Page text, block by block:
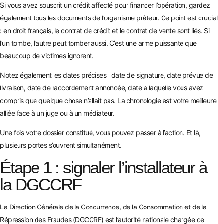
Si vous avez souscrit un crédit affecté pour financer l’opération, gardez
également tous les documents de l’organisme prêteur. Ce point est crucial
: en droit français, le contrat de crédit et le contrat de vente sont liés. Si
l’un tombe, l’autre peut tomber aussi. C’est une arme puissante que
beaucoup de victimes ignorent.
Notez également les dates précises : date de signature, date prévue de
livraison, date de raccordement annoncée, date à laquelle vous avez
compris que quelque chose n’allait pas. La chronologie est votre meilleure
alliée face à un juge ou à un médiateur.
Une fois votre dossier constitué, vous pouvez passer à l’action. Et là,
plusieurs portes s’ouvrent simultanément.
Étape 1 : signaler l’installateur à
la DGCCRF
La Direction Générale de la Concurrence, de la Consommation et de la
Répression des Fraudes (DGCCRF) est l’autorité nationale chargée de